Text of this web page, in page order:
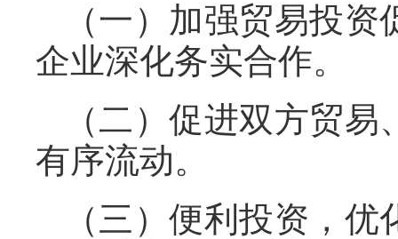
（一）加强贸易投
企业深化务实合作。
（二）促进双方贸
有序流动。
（三）便利投资，